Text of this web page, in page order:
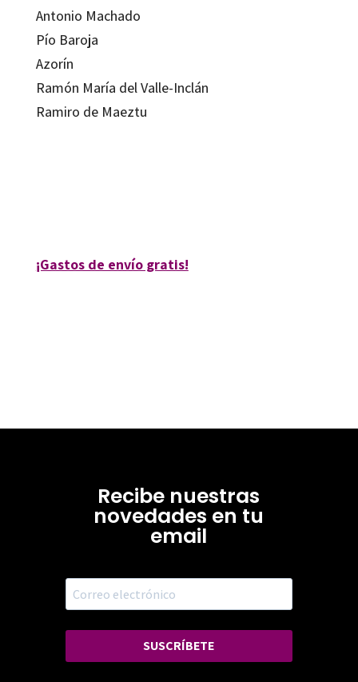
Antonio Machado
Pío Baroja
Azorín
Ramón María del Valle-Inclán
Ramiro de Maeztu
¡Gastos de envío gratis!
Recibe nuestras
novedades en tu
email
SUSCRÍBETE